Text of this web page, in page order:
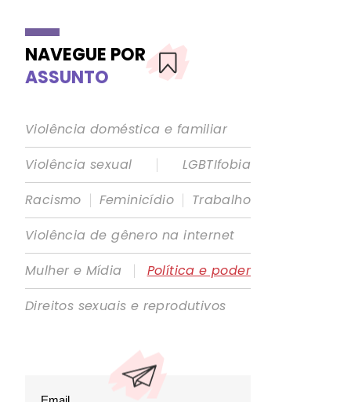
NAVEGUE POR
ASSUNTO
Violência doméstica e familiar
Violência sexual
|
LGBTIfobia
Racismo | Feminicídio | Trabalho
Violência de gênero na internet
Mulher e Mídia
|
Política e poder
Direitos sexuais e reprodutivos